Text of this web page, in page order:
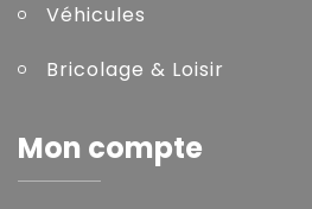
Véhicules
Bricolage & Loisir
Mon compte